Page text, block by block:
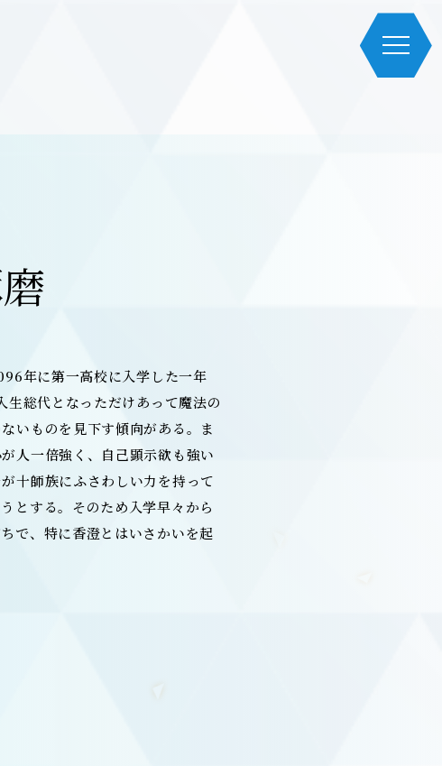
年に第一高校に入学した一年
総代となっただけあって魔法の
いものを見下す傾向がある。ま
人一倍強く、自己顕示欲も強い
十師族にふさわしい力を持って
とする。そのため入学早々から
で、特に香澄とはいさかいを起